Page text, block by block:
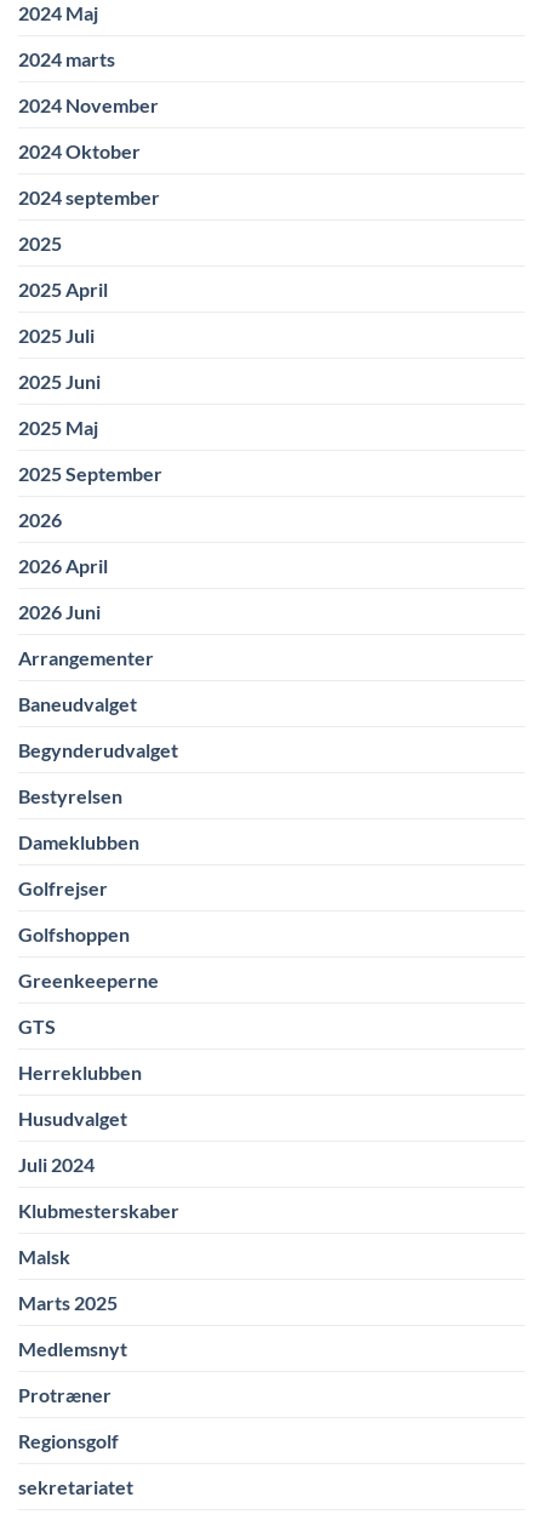
2024 Maj
2024 marts
2024 November
2024 Oktober
2024 september
2025
2025 April
2025 Juli
2025 Juni
2025 Maj
2025 September
2026
2026 April
2026 Juni
Arrangementer
Baneudvalget
Begynderudvalget
Bestyrelsen
Dameklubben
Golfrejser
Golfshoppen
Greenkeeperne
GTS
Herreklubben
Husudvalget
Juli 2024
Klubmesterskaber
Malsk
Marts 2025
Medlemsnyt
Protræner
Regionsgolf
sekretariatet